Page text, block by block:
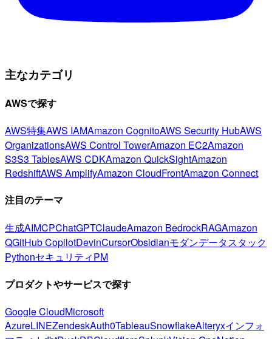
主なカテゴリ
AWSで探す
AWS特集AWS IAMAmazon CognitoAWS Security HubAWS
OrganizationsAWS Control TowerAmazon EC2Amazon
S3S3 TablesAWS CDKAmazon QuickSightAmazon
RedshiftAWS AmplifyAmazon CloudFrontAmazon Connect
注目のテーマ
生成AIMCPChatGPTClaudeAmazon BedrockRAGAmazon
QGitHub CopilotDevinCursorObsidianモダンデータスタック
PythonセキュリティPM
プロダクトやサービスで探す
Google CloudMicrosoft
AzureLINEZendeskAuth0TableauSnowflakeAlteryxインフォ